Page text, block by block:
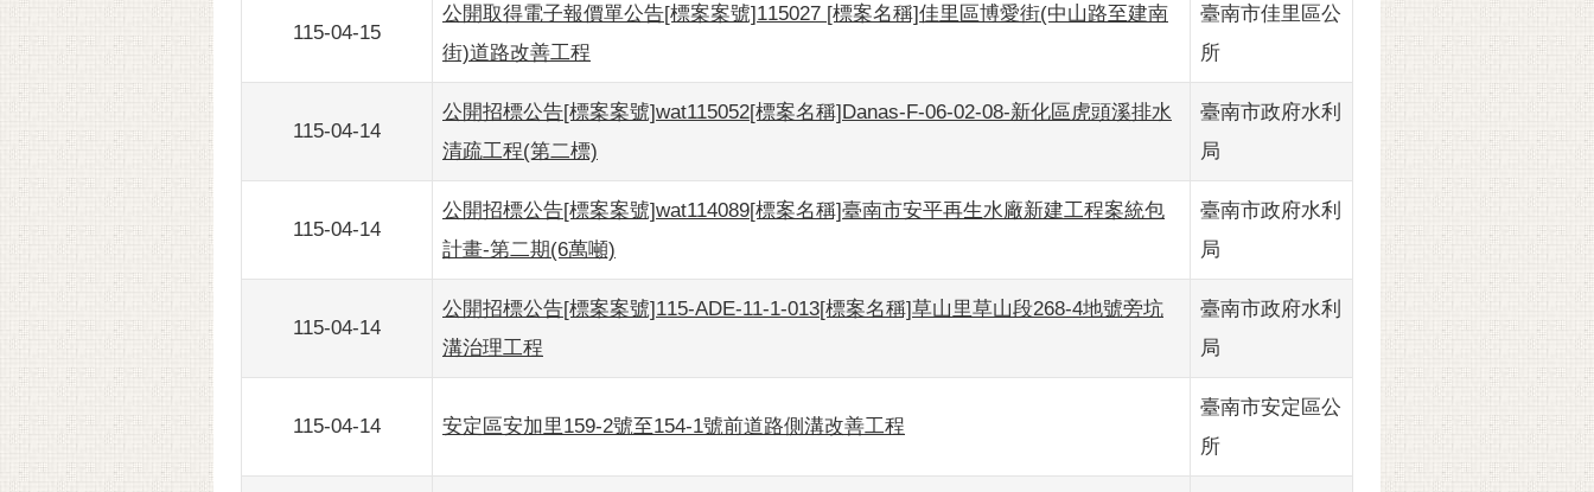
115-04-15
公開取得電子報價單公告[標案案號]115027 [標案名稱]佳里區博愛街(中山路至建南
街)道路改善工程
臺南市佳里區公
所
115-04-14
公開招標公告[標案案號]wat115052[標案名稱]Danas-F-06-02-08-新化區虎頭溪排水
清疏工程(第二標)
臺南市政府水利
局
115-04-14
公開招標公告[標案案號]wat114089[標案名稱]臺南市安平再生水廠新建工程案統包
計畫-第二期(6萬噸)
臺南市政府水利
局
115-04-14
公開招標公告[標案案號]115-ADE-11-1-013[標案名稱]草山里草山段268-4地號旁坑
溝治理工程
臺南市政府水利
局
115-04-14 安定區安加里159-2號至154-1號前道路側溝改善工程
臺南市安定區公
所